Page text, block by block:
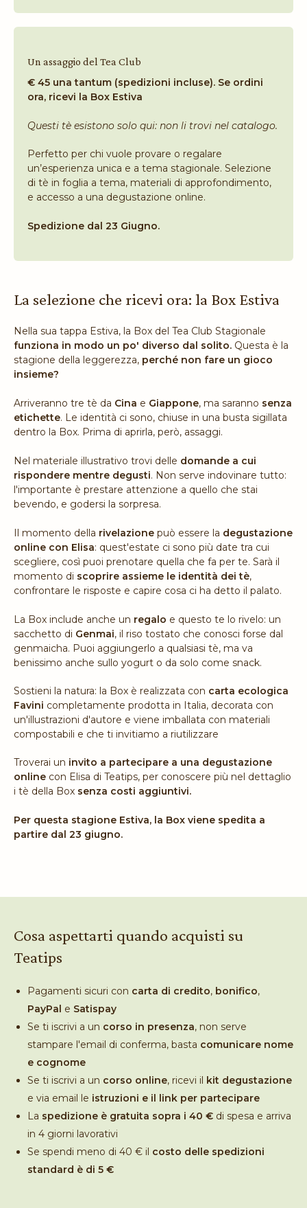
Un assaggio del Tea Club
€ 45 una tantum (spedizioni incluse). Se ordini
ora, ricevi la Box Estiva
Questi tè esistono solo qui: non li trovi nel catalogo.
Perfetto per chi vuole provare o regalare
un’esperienza unica e a tema stagionale. Selezione
di tè in foglia a tema, materiali di approfondimento,
e accesso a una degustazione online.
Spedizione dal 23 Giugno.
La selezione che ricevi ora: la Box Estiva
Nella sua tappa Estiva, la Box del Tea Club Stagionale
funziona in modo un po' diverso dal solito. Questa è la
stagione della leggerezza, perché non fare un gioco
insieme?
Arriveranno tre tè da Cina e Giappone, ma saranno senza
etichette. Le identità ci sono, chiuse in una busta sigillata
dentro la Box. Prima di aprirla, però, assaggi.
Nel materiale illustrativo trovi delle domande a cui
rispondere mentre degusti. Non serve indovinare tutto:
l'importante è prestare attenzione a quello che stai
bevendo, e godersi la sorpresa.
Il momento della rivelazione può essere la degustazione
online con Elisa: quest'estate ci sono più date tra cui
scegliere, così puoi prenotare quella che fa per te. Sarà il
momento di scoprire assieme le identità dei tè,
confrontare le risposte e capire cosa ci ha detto il palato.
La Box include anche un regalo e questo te lo rivelo: un
sacchetto di Genmai, il riso tostato che conosci forse dal
genmaicha. Puoi aggiungerlo a qualsiasi tè, ma va
benissimo anche sullo yogurt o da solo come snack.
Sostieni la natura: la Box è realizzata con carta ecologica
Favini completamente prodotta in Italia, decorata con
un'illustrazioni d'autore e viene imballata con materiali
compostabili e che ti invitiamo a riutilizzare
Troverai un invito a partecipare a una degustazione
online con Elisa di Teatips, per conoscere più nel dettaglio
i tè della Box senza costi aggiuntivi.
Per questa stagione Estiva, la Box viene spedita a
partire dal 23 giugno.
Cosa aspettarti quando acquisti su
Teatips
Pagamenti sicuri con carta di credito, bonifico,
PayPal e Satispay
Se ti iscrivi a un corso in presenza, non serve
stampare l'email di conferma, basta comunicare nome
e cognome
Se ti iscrivi a un corso online, ricevi il kit degustazione
e via email le istruzioni e il link per partecipare
La spedizione è gratuita sopra i 40 € di spesa e arriva
in 4 giorni lavorativi
Se spendi meno di 40 € il costo delle spedizioni
standard è di 5 €